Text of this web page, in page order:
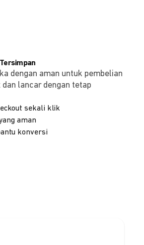
dengan aman untuk pembelian
lancar dengan tetap
sekali klik
aman
konversi